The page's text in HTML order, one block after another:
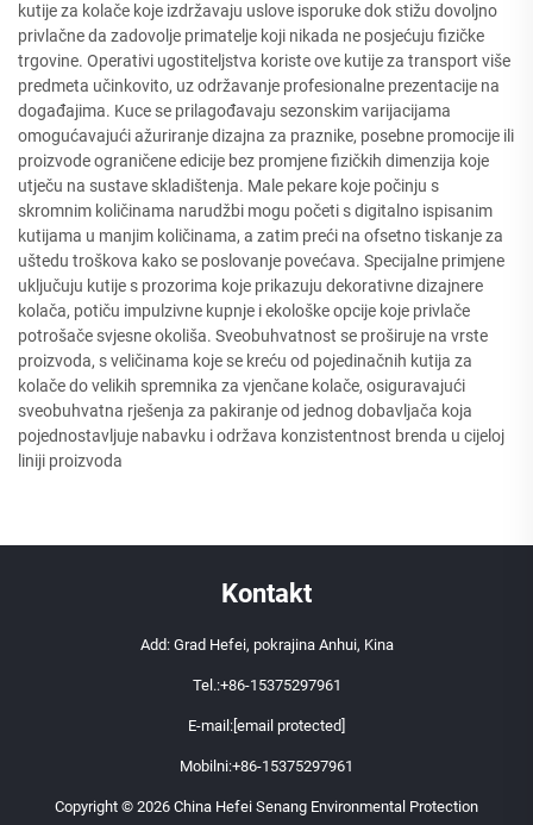
kutije za kolače koje izdržavaju uslove isporuke dok stižu dovoljno
privlačne da zadovolje primatelje koji nikada ne posjećuju fizičke
trgovine. Operativi ugostiteljstva koriste ove kutije za transport više
predmeta učinkovito, uz održavanje profesionalne prezentacije na
događajima. Kuce se prilagođavaju sezonskim varijacijama
omogućavajući ažuriranje dizajna za praznike, posebne promocije ili
proizvode ograničene edicije bez promjene fizičkih dimenzija koje
utječu na sustave skladištenja. Male pekare koje počinju s
skromnim količinama narudžbi mogu početi s digitalno ispisanim
kutijama u manjim količinama, a zatim preći na ofsetno tiskanje za
uštedu troškova kako se poslovanje povećava. Specijalne primjene
uključuju kutije s prozorima koje prikazuju dekorativne dizajnere
kolača, potiču impulzivne kupnje i ekološke opcije koje privlače
potrošače svjesne okoliša. Sveobuhvatnost se proširuje na vrste
proizvoda, s veličinama koje se kreću od pojedinačnih kutija za
kolače do velikih spremnika za vjenčane kolače, osiguravajući
sveobuhvatna rješenja za pakiranje od jednog dobavljača koja
pojednostavljuje nabavku i održava konzistentnost brenda u cijeloj
liniji proizvoda
Kontakt
Add: Grad Hefei, pokrajina Anhui, Kina
Tel.:+86-15375297961
E-mail: [email protected]
Mobilni:+86-15375297961
Copyright © 2026 China Hefei Senang Environmental Protection